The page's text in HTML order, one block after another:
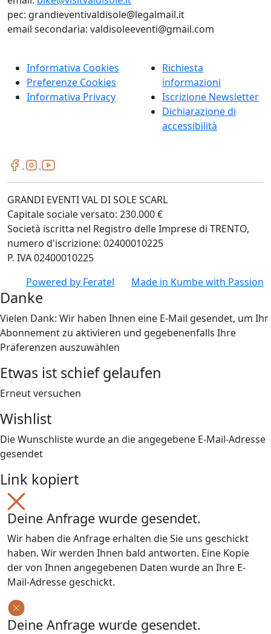
pec: grandieventivaldisole@legalmail.it
email secondaria: valdisoleeventi@gmail.com
Informativa Cookies
Preferenze Cookies
Informativa Privacy
Richiesta
informazioni
Iscrizione Newsletter
Dichiarazione di
accessibilità
GRANDI EVENTI VAL DI SOLE SCARL
Capitale sociale versato: 230.000 €
Società iscritta nel Registro delle Imprese di TRENTO,
numero d'iscrizione: 02400010225
P. IVA 02400010225
Powered by Feratel Made in Kumbewith Passion
Danke
Vielen Dank: Wir haben Ihnen eine E-Mail gesendet, um Ihr
Abonnement zu aktivieren und gegebenenfalls Ihre
Präferenzen auszuwählen
Etwas ist schief gelaufen
Erneut versuchen
Wishlist
Die Wunschliste wurde an die angegebene E-Mail-Adresse
gesendet
Link kopiert
Deine Anfrage wurde gesendet.
Wir haben die Anfrage erhalten die Sie uns geschickt
haben. Wir werden Ihnen bald antworten. Eine Kopie
der von Ihnen angegebenen Daten wurde an Ihre E-
Mail-Adresse geschickt.
Deine Anfrage wurde gesendet.